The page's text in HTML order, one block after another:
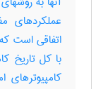
عملکردهای
اتفاقی است
با کل تاریخ